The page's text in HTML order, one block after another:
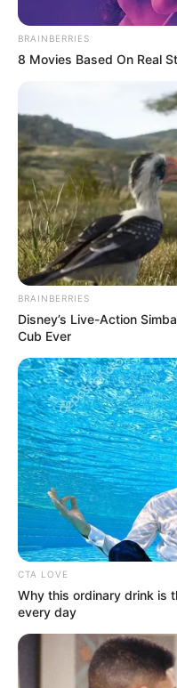
BRAINBERRIES
8 Movies Based On Real
BRAINBERRIES
Disney’s Live-Action
Cub Ever
CTA LOVE
Why this ordinary drink is
every day